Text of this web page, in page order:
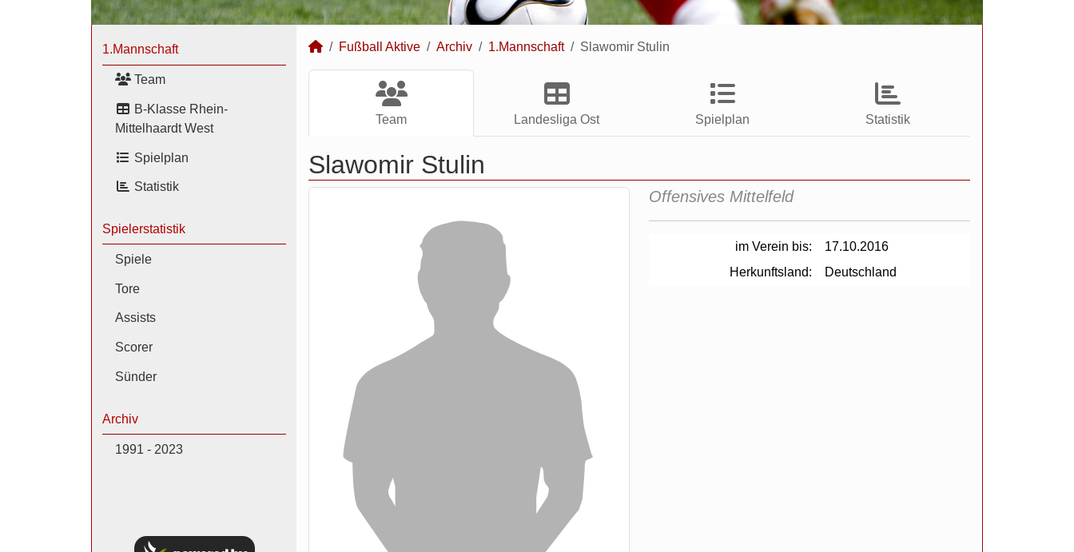
1.Mannschaft
Team
B-Klasse Rhein-
Mittelhaardt West
Spielplan
Statistik
Spielerstatistik
Spiele
Tore
Assists
Scorer
Sünder
Archiv
1991 - 2023
Fußball Aktive Archiv 1.Mannschaft Slawomir Stulin
Team Landesliga Ost Spielplan Statistik
Slawomir Stulin
Offensives Mittelfeld
im Verein bis:
17.10.2016
Herkunftsland:
Deutschland